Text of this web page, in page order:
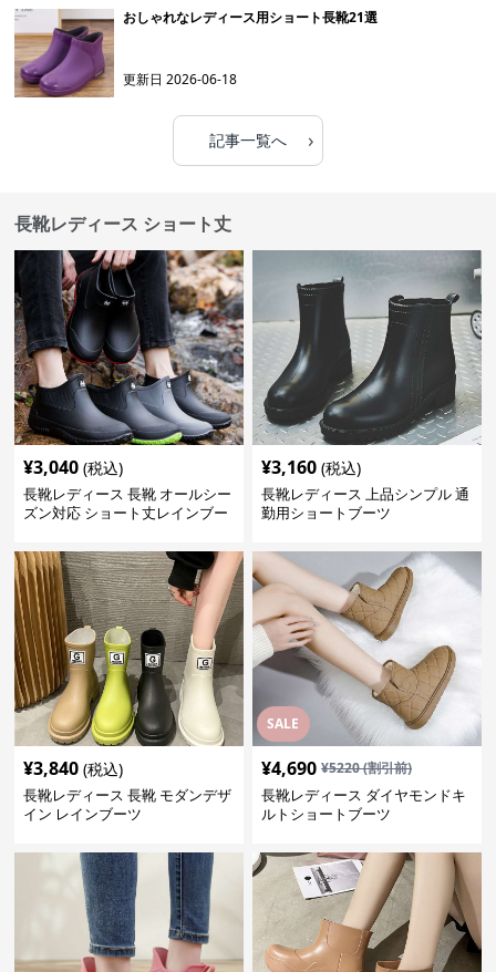
おしゃれなレディース用ショート長靴21選
更新日2026-06-18
記事一覧へ ›
長靴レディース ショート丈
¥3,040 (税込)
長靴レディース 長靴 オールシー
ズン対応 ショート丈レインブー
¥3,160 (税込)
長靴レディース 上品シンプル 通
勤用ショートブーツ
¥3,840 (税込)
長靴レディース 長靴 モダンデザ
イン レインブーツ
SALE
¥4,690 ¥5220(割引前)
長靴レディース ダイヤモンドキ
ルトショートブーツ